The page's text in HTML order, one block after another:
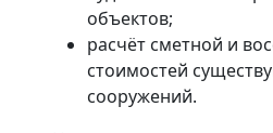
объектов;
расчёт сметной и
стоимостей
сооружений.